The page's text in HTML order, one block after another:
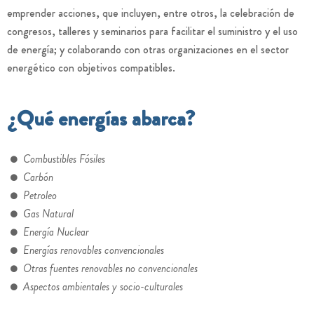
emprender acciones, que incluyen, entre otros, la celebración de
congresos, talleres y seminarios para facilitar el suministro y el uso
de energía; y colaborando con otras organizaciones en el sector
energético con objetivos compatibles.
¿Qué energías abarca?
Combustibles Fósiles
Carbón
Petroleo
Gas Natural
Energía Nuclear
Energías renovables convencionales
Otras fuentes renovables no convencionales
Aspectos ambientales y socio-culturales